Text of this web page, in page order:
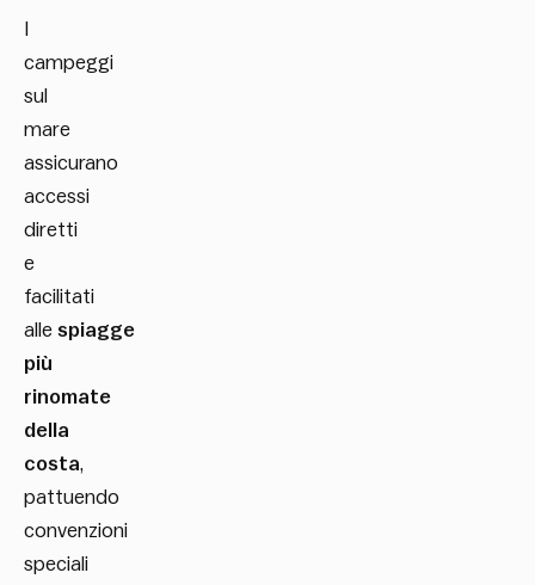
campeggi
sul
mare
assicurano
accessi
diretti
e
facilitati
alle spiagge
più
rinomate
della
costa,
pattuendo
convenzioni
speciali